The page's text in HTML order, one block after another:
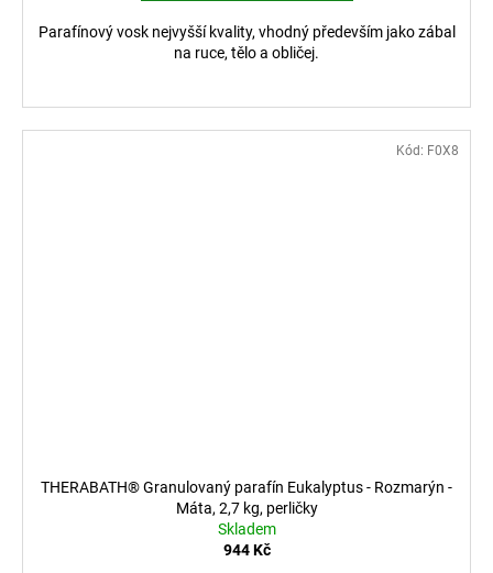
Parafínový vosk nejvyšší kvality, vhodný především jako zábal
na ruce, tělo a obličej.
THERABATH® Granulovaný parafín Eukalyptus - Rozmarýn -
Máta, 2,7 kg, perličky
Skladem
944 Kč
Kód: F0X8